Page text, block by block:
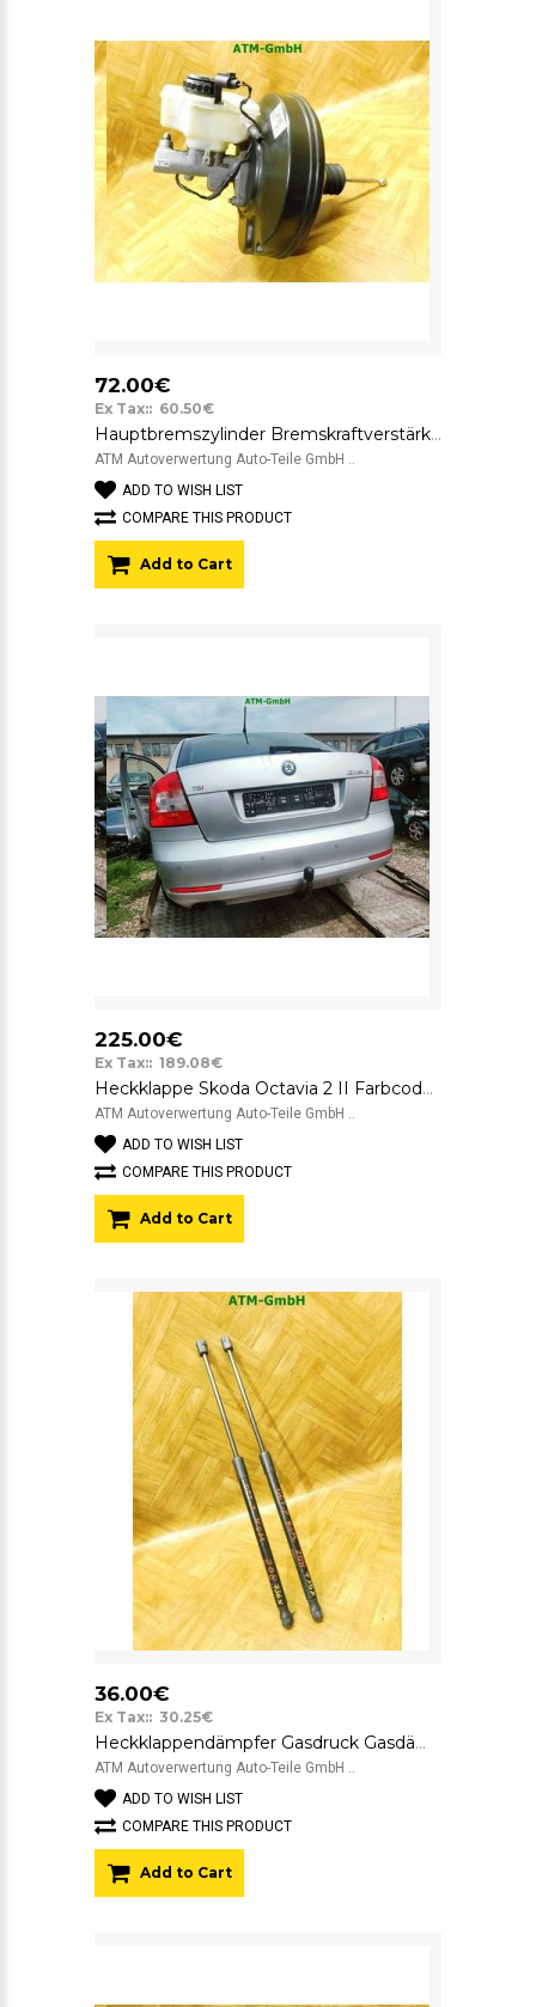
72.00€
Ex Tax:: 60.50€
Hauptbremszylinder Bremskraftverstärker Skoda Octavia 2 II ATE 1K1614105CM
ATM Autoverwertung Auto-Teile GmbH ..
ADD TO WISH LIST
COMPARE THIS PRODUCT
Add to Cart
225.00€
Ex Tax:: 189.08€
Heckklappe Skoda Octavia 2 II Farbcode LA7W Reflexsilber Silber Metallic
ATM Autoverwertung Auto-Teile GmbH ..
ADD TO WISH LIST
COMPARE THIS PRODUCT
Add to Cart
36.00€
Ex Tax:: 30.25€
Heckklappendämpfer Gasdruck Gasdämpfer x 2 Stück hinten Skoda Octavia 2 II
ATM Autoverwertung Auto-Teile GmbH ..
ADD TO WISH LIST
COMPARE THIS PRODUCT
Add to Cart